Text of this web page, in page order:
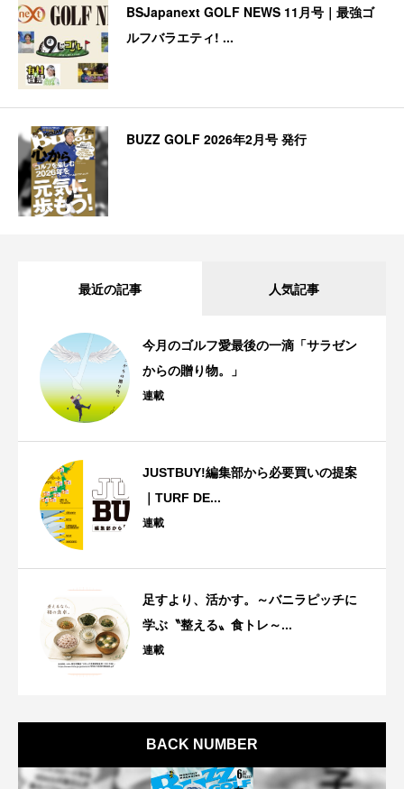
BSJapanext GOLF NEWS 11月号｜最強ゴ
ルフバラエティ! ...
BUZZ GOLF 2026年2月号 発行
最近の記事 人気記事
今月のゴルフ愛最後の一滴「サラゼン
からの贈り物。」
連載
JUSTBUY!編集部から必要買いの提案
｜TURF DE...
連載
足すより、活かす。～バニラピッチに
学ぶ〝整える〟食トレ～...
連載
BACK NUMBER